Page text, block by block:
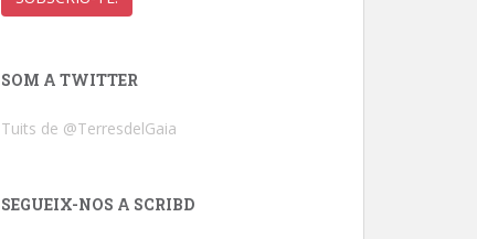
SOM A TWITTER
Tuits de @TerresdelGaia
SEGUEIX-NOS A SCRIBD